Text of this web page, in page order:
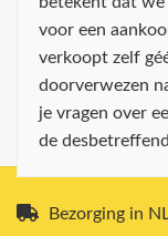
voor een
verkoopt zelf
doorverwezen
je vragen over
de
Bezorging in